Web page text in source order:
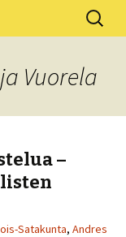
Haku:
Vuorela
–
Satakunta, Andres